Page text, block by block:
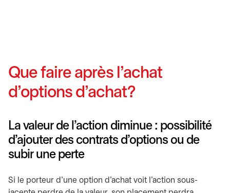
Que faire après l’achat
d’options d’achat?
La valeur de l’action diminue : possibilité
d’ajouter des contrats d’options ou de
subir une perte
Si le porteur d’une option d’achat voit l’action sous-